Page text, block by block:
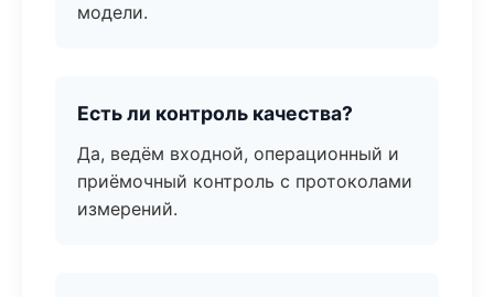
модели.
Есть ли контроль качества?
Да, ведём входной, операционный и
приёмочный контроль с протоколами
измерений.